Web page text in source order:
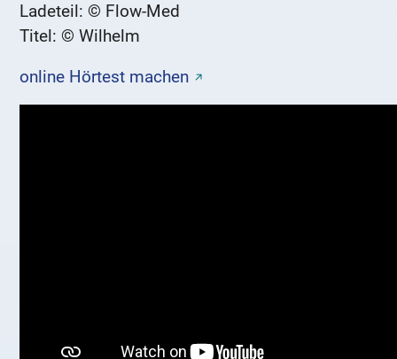
Ladeteil: © Flow-Med
Titel: © Wilhelm
online Hörtest machen